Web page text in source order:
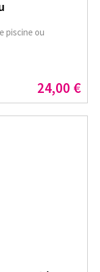
piscine ou
24,00 €